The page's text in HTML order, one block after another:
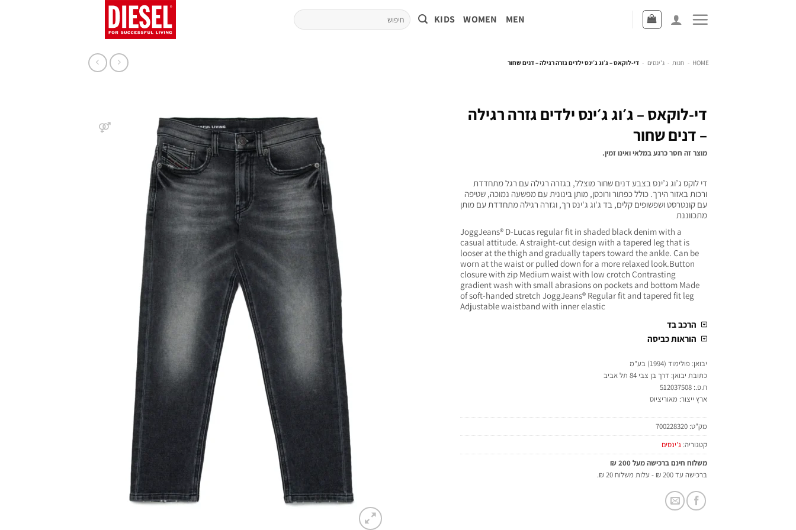
MEN
WOMEN
KIDS
HOME
- חנות - ג'ינסים - די-לוקאס – ג׳וג ג׳ינס ילדים גזרה רגילה – דנים שחור
די-לוקאס – ג׳וג ג׳ינס ילדים גזרה רגילה
– דנים שחור
מוצר זה חסר כרגע במלאי ואינו זמין.
די לוקס ג’וג ג’ינס בצבע דנים שחור מוצלל, בגזרה רגילה עם רגל מתחדדת
ורכות באזור הירך. כולל כפתור ורוכסן, מותן בינונית עם מפשעה נמוכה, שטיפה
עם קונטרסט ושפשופים קלים, בד ג'וג ג'ינס רך, וגזרה רגילה מתחדדת עם מותן
מתכווננת
JoggJeans® D-Lucas regular fit in shaded black denim with a
casual attitude. A straight-cut design with a tapered leg that is
looser at the thigh and gradually tapers toward the ankle. Can be
worn at the waist or pulled down for a more relaxed look.Button
closure with zip Medium waist with low crotch Contrasting
gradient wash with small abrasions on pockets and bottom Made
of soft-handed stretch JoggJeans® Regular fit and tapered fit leg
Adjustable waistband with inner elastic
הרכב בד
הוראות כביסה
יבואן: פולימוד (1994) בע"מ
כתובת יבואן: דרך בן צבי 84 תל אביב
ח.פ.: 512037508
ארץ ייצור: מאוריציוס
מק"ט: 700228320
קטגוריה: ג'ינסים
משלוח חינם ברכישה מעל 200 ₪
ברכישה עד 200 ₪ - עלות משלוח 20 ₪.